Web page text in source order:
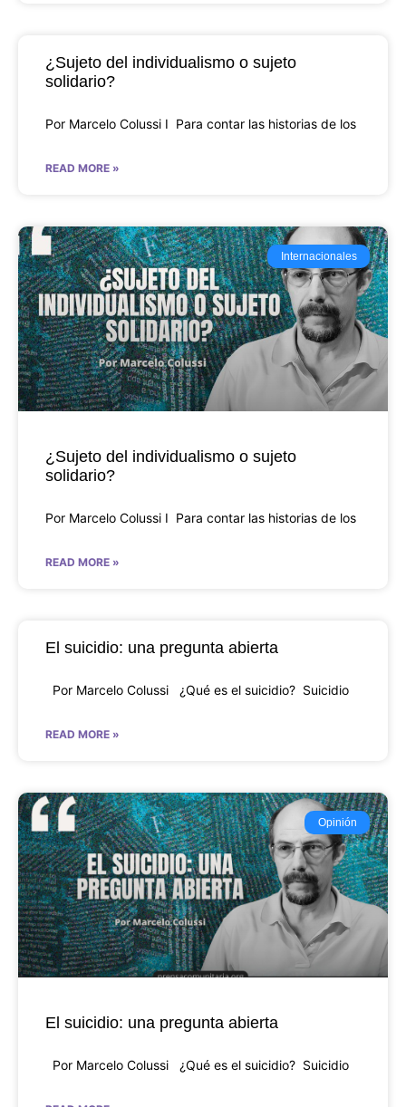
¿Sujeto del individualismo o sujeto
solidario?
Por Marcelo Colussi I Para contar las historias de los
READ MORE »
Internacionales
¿Sujeto del individualismo o sujeto
solidario?
Por Marcelo Colussi I Para contar las historias de los
READ MORE »
El suicidio: una pregunta abierta
Por Marcelo Colussi ¿Qué es el suicidio? Suicidio
READ MORE »
Opinión
El suicidio: una pregunta abierta
Por Marcelo Colussi ¿Qué es el suicidio? Suicidio